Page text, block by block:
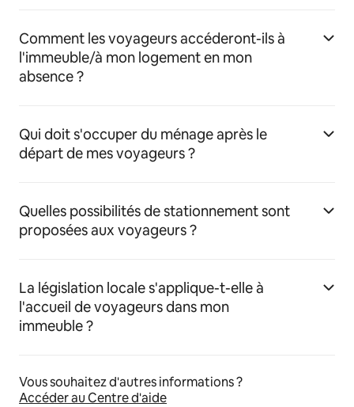
Comment les voyageurs accéderont-ils à
l'immeuble/à mon logement en mon
absence ?
Qui doit s'occuper du ménage après le
départ de mes voyageurs ?
Quelles possibilités de stationnement sont
proposées aux voyageurs ?
La législation locale s'applique-t-elle à
l'accueil de voyageurs dans mon
immeuble ?
Vous souhaitez d'autres informations ?
Accéder au Centre d'aide